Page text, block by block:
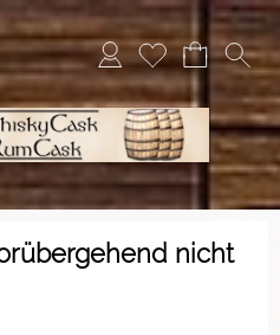
nicht